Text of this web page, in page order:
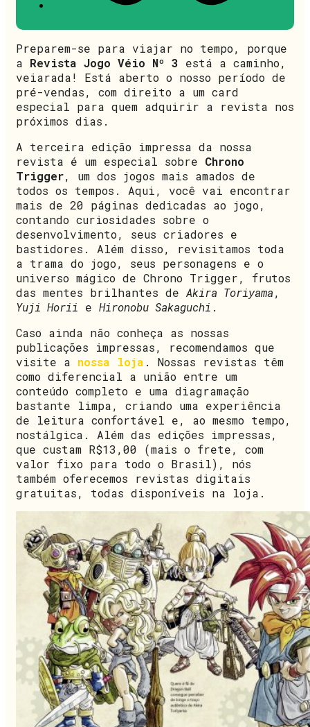
Preparem-se para viajar no tempo, porque
a Revista Jogo Véio Nº 3 está a caminho,
veiarada! Está aberto o nosso período de
pré-vendas, com direito a um card
especial para quem adquirir a revista nos
próximos dias.
A terceira edição impressa da nossa
revista é um especial sobre Chrono
Trigger, um dos jogos mais amados de
todos os tempos. Aqui, você vai encontrar
mais de 20 páginas dedicadas ao jogo,
contando curiosidades sobre o
desenvolvimento, seus criadores e
bastidores. Além disso, revisitamos toda
a trama do jogo, seus personagens e o
universo mágico de Chrono Trigger, frutos
das mentes brilhantes de Akira Toriyama,
Yuji Horii e Hironobu Sakaguchi .
Caso ainda não conheça as nossas
publicações impressas, recomendamos que
visite a nossa loja . Nossas revistas têm
como diferencial a união entre um
conteúdo completo e uma diagramação
bastante limpa, criando uma experiência
de leitura confortável e, ao mesmo tempo,
nostálgica. Além das edições impressas,
que custam R$13,00 (mais o frete, com
valor fixo para todo o Brasil), nós
também oferecemos revistas digitais
gratuitas, todas disponíveis na loja.